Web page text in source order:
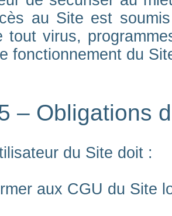
au Site est
tout virus,
fonctionnement du
– Obligations
du Site doit :
aux CGU du Site